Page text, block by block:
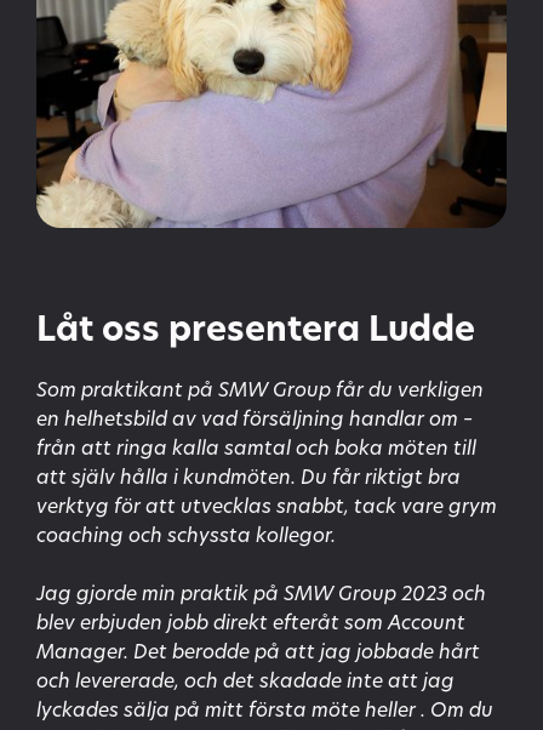
Låt oss presentera Ludde
Som praktikant på SMW Group får du verkligen
en helhetsbild av vad försäljning handlar om –
från att ringa kalla samtal och boka möten till
att själv hålla i kundmöten. Du får riktigt bra
verktyg för att utvecklas snabbt, tack vare grym
coaching och schyssta kollegor.
Jag gjorde min praktik på SMW Group 2023 och
blev erbjuden jobb direkt efteråt som Account
Manager. Det berodde på att jag jobbade hårt
och levererade, och det skadade inte att jag
lyckades sälja på mitt första möte heller . Om du